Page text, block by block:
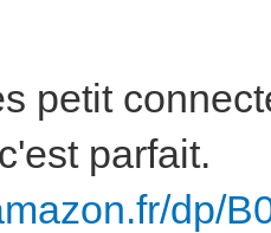
petit
parfait.
dp/